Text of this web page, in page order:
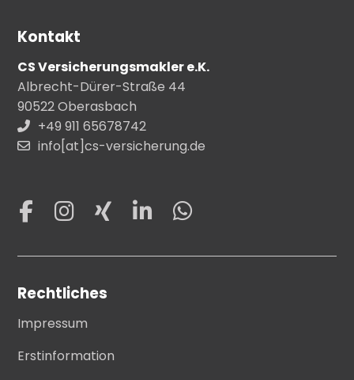
Kontakt
CS Versicherungsmakler e.K.
Albrecht-Dürer-Straße 44
90522 Oberasbach
+49 911 65678742
info[at]cs-versicherung.de
Rechtliches
Impressum
Erstinformation